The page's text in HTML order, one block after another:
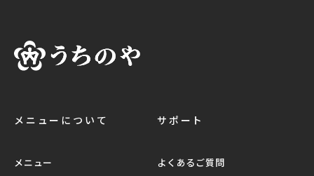
メニューについて
メニュー
サポート
よくあるご質問